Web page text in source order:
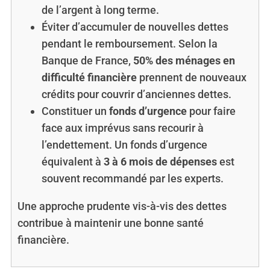
de l’argent à long terme.
Éviter d’accumuler de nouvelles dettes
pendant le remboursement. Selon la
Banque de France, 50% des ménages en
difficulté financièreprennent de nouveaux
crédits pour couvrir d’anciennes dettes.
Constituer un fonds d’urgencepour faire
face aux imprévus sans recourir à
l’endettement. Un fonds d’urgence
équivalent à 3 à 6 mois de dépensesest
souvent recommandé par les experts.
Une approche prudente vis-à-vis des dettes
contribue à maintenir une bonne santé
financière.
r
c
h
f
r
: